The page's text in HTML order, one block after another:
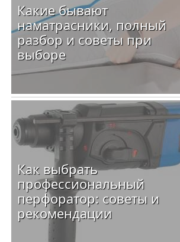
Какие бывают
наматрасники, полный
разбор и советы при
выборе
Как выбрать
профессиональный
перфоратор: советы и
рекомендации